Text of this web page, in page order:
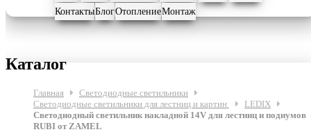
КонтактыБлогОтоплениеМонтаж
Каталог
Главная
Светодиодные светильники
Светодиодные светильники для лестниц и картин
LEDIX
Светодиодный светильник накладной 14V для лестниц и подиумов
RUBI от ZAMEL